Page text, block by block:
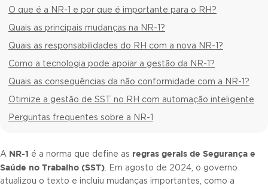
O que é a NR-1 e por que é importante para o RH?
Quais as principais mudanças na NR-1?
Quais as responsabilidades do RH com a nova NR-1?
Como a tecnologia pode apoiar a gestão da NR-1?
Quais as consequências da não conformidade com a NR-1?
Otimize a gestão de SST no RH com automação inteligente
Perguntas frequentes sobre a NR-1
A NR-1 é a norma que define as regras gerais de Segurança e
Saúde no Trabalho (SST). Em agosto de 2024, o governo
atualizou o texto e incluiu mudanças importantes, como a